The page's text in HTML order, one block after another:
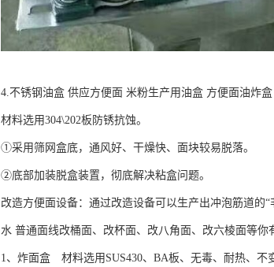
4.不锈钢油盒 供应方便面 米粉生产用油盒 方便面油炸
材料选用304\202板防锈抗蚀。
①采用筛网盒底，通风好、干燥快、面块较易脱落。
②底部加装脱盒装置，彻底解决粘盒问题。
改造方便面设备：通过改造设备可以生产出冲泡筋道的
水 普通面线改桶面、改杯面、改八角面、改六棱面等
1、炸面盒 材料选用SUS430、BA板、无毒、耐热、不